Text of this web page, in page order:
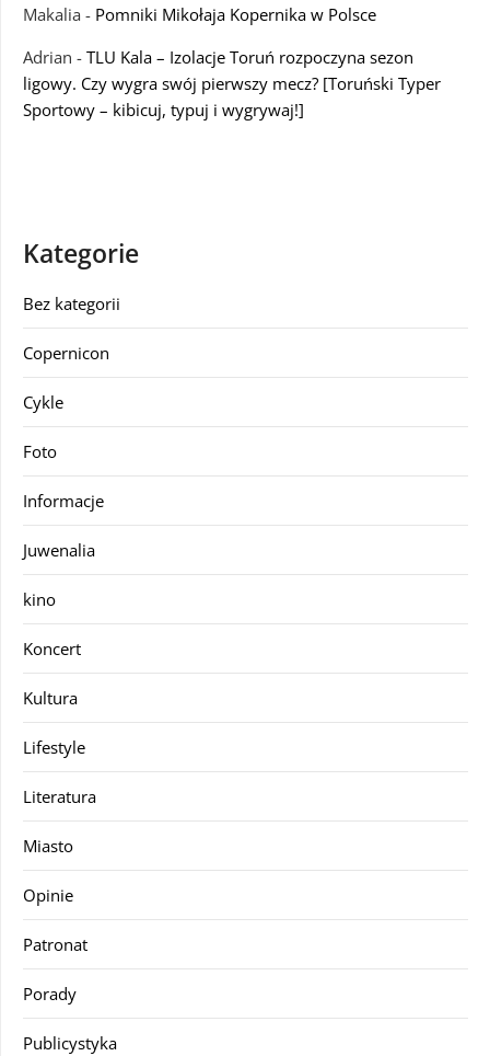
Makalia - Pomniki Mikołaja Kopernika w Polsce
Adrian - TLU Kala – Izolacje Toruń rozpoczyna sezon
ligowy. Czy wygra swój pierwszy mecz? [Toruński Typer
Sportowy – kibicuj, typuj i wygrywaj!]
Kategorie
Bez kategorii
Copernicon
Cykle
Foto
Informacje
Juwenalia
kino
Koncert
Kultura
Lifestyle
Literatura
Miasto
Opinie
Patronat
Porady
Publicystyka